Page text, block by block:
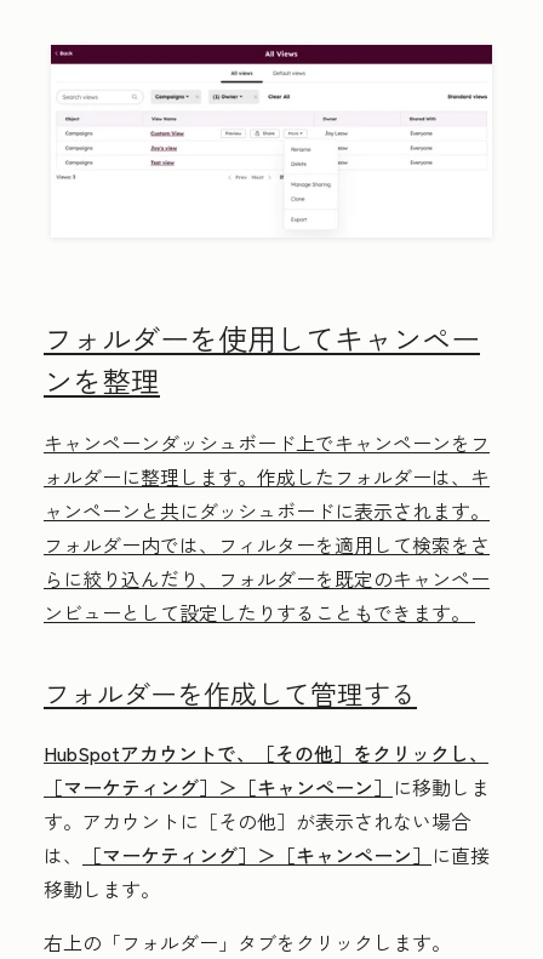
フォルダーを使用してキャンペー
ンを整理
キャンペーンダッシュボード上でキャンペーンをフ
ォルダーに整理します。作成したフォルダーは、キ
ャンペーンと共にダッシュボードに表示されます。
フォルダー内では、フィルターを適用して検索をさ
らに絞り込んだり、フォルダーを既定のキャンペー
ンビューとして設定したりすることもできます。
フォルダーを作成して管理する
HubSpotアカウントで、
［その他］をクリックし、
［マーケティング］＞ ［キャンペーン］ に移動しま
す。アカウントに ［その他］が表示されない場合
は、
［マーケティング］＞ ［キャンペーン］ に直接
移動します。
右上の「フォルダー」 タブをクリックします。